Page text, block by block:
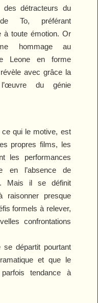
des détracteurs du
To, préférant
à toute émotion. Or
hommage au
Leone en forme
révèle avec grâce la
du génie
qui le motive, est
propres films, les
les performances
en l’absence de
Mais il se définit
raisonner presque
formels à relever,
confrontations
départit pourtant
et que le
tendance à